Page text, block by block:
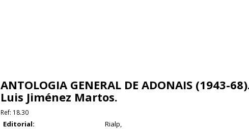
ANTOLOGIA GENERAL DE ADONAIS (1943-
Luis Jiménez Martos.
Ref: 18.30
Editorial:
Rialp,